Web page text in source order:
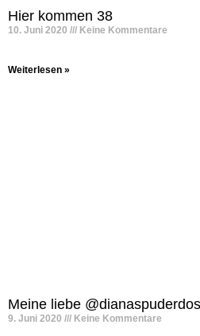
Hier kommen 38
10. Juni 2020 Keine Kommentare
Weiterlesen »
Meine liebe
9. Juni 2020 Keine Kommentare